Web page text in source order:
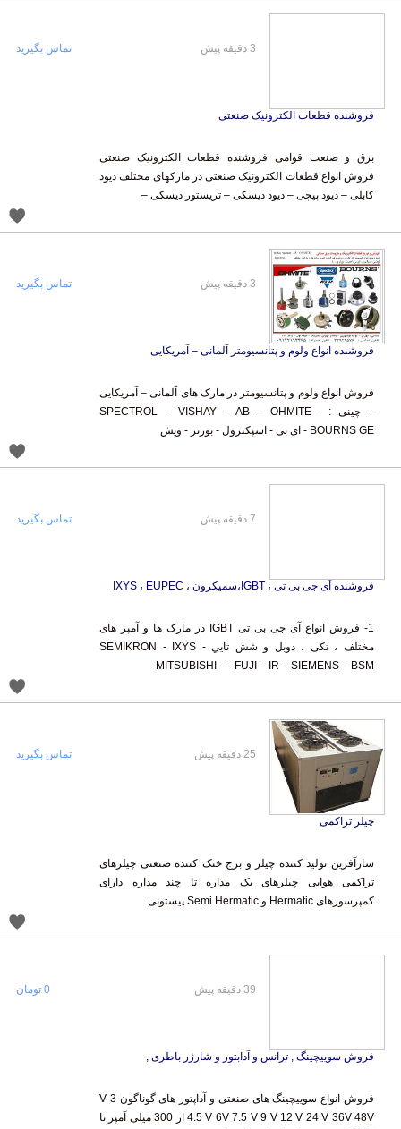
فروشنده قطعات الکترونیک صنعتی
برق و صنعت قوامی فروشنده قطعات الکترونیک صنعتی
فروش انواع قطعات الکترونیک صنعتی در مارکهای مختلف دیود
کابلی – دیود پیچی – دیود دیسکی – تریستور دیسکی –
3 دقیقه پیش تماس بگیرید
فروشنده انواع ولوم و پتانسيومتر آلمانی – آمریکایی
فروش انواع ولوم و پتانسيومتر در مارک های آلمانی – آمریکایی
– چینی : SPECTROL – VISHAY – AB – OHMITE -
BOURNS GE - ای بی - اسپکترول - بورنز - ویش
3 دقیقه پیش تماس بگیرید
فروشنده آی جی بی تی ، IGBT،سمیکرون ، IXYS ، EUPEC
1- فروش انواع آی جی بی تی IGBT در مارک ها و آمپر های
مختلف ، تکی ، دوبل و شش تايي SEMIKRON - IXYS -
MITSUBISHI - – FUJI – IR – SIEMENS – BSM
7 دقیقه پیش تماس بگیرید
چیلر تراکمی
سارآفرین تولید کننده چیلر و برج خنک کننده صنعتی چیلرهای
تراکمی هوایی چیلرهای یک مداره تا چند مداره دارای
کمپرسورهای Hermatic و Semi Hermatic پیستونی
25 دقیقه پیش تماس بگیرید
فروش سوییچینگ , ترانس و آدابتور و شارژر باطری ,
فروش انواع سوییچینگ های صنعتی و آداپتور های گوناگون 3 V
4.5 V 6V 7.5 V 9 V 12 V 24 V 36V 48V از 300 میلی آمپر تا
39 دقیقه پیش 0 تومان